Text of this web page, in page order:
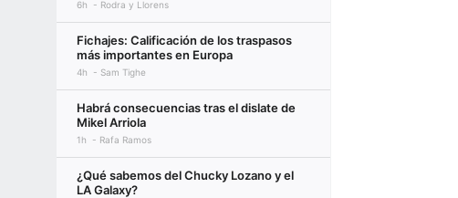
6h Rodra y Llorens
Fichajes: Calificación de los traspasos
más importantes en Europa
4h Sam Tighe
Habrá consecuencias tras el dislate de
Mikel Arriola
1h Rafa Ramos
¿Qué sabemos del Chucky Lozano y el
LA Galaxy?